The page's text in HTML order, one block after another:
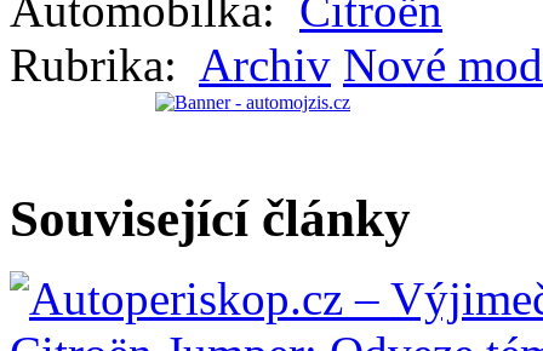
Rubrika: Archiv Nové
Související články